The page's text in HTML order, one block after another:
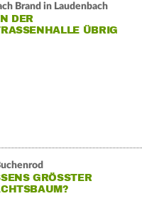
Brand in Laudenbach
DER
ÜBRIG I
GRÖSSTER W